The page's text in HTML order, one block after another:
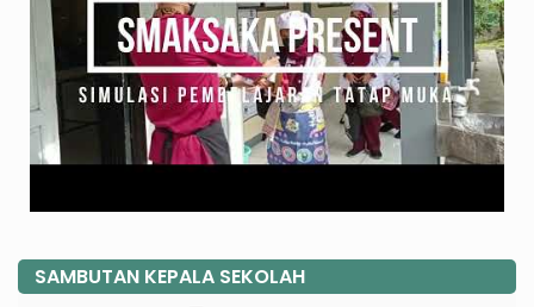
SAMBUTAN KEPALA SEKOLAH